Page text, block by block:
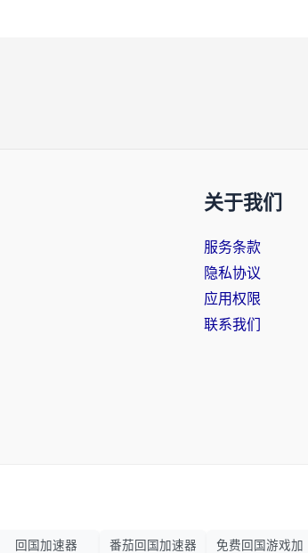
关于我们
服务条款
隐私协议
应用权限
联系我们
回国加速器 番茄回国加速器
免费回国游戏加